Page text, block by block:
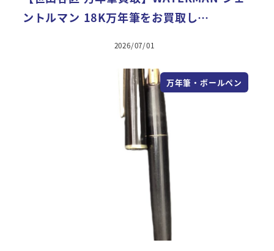
ントルマン 18K万年筆をお買取し…
2026/07/01
万年筆・ボールペン